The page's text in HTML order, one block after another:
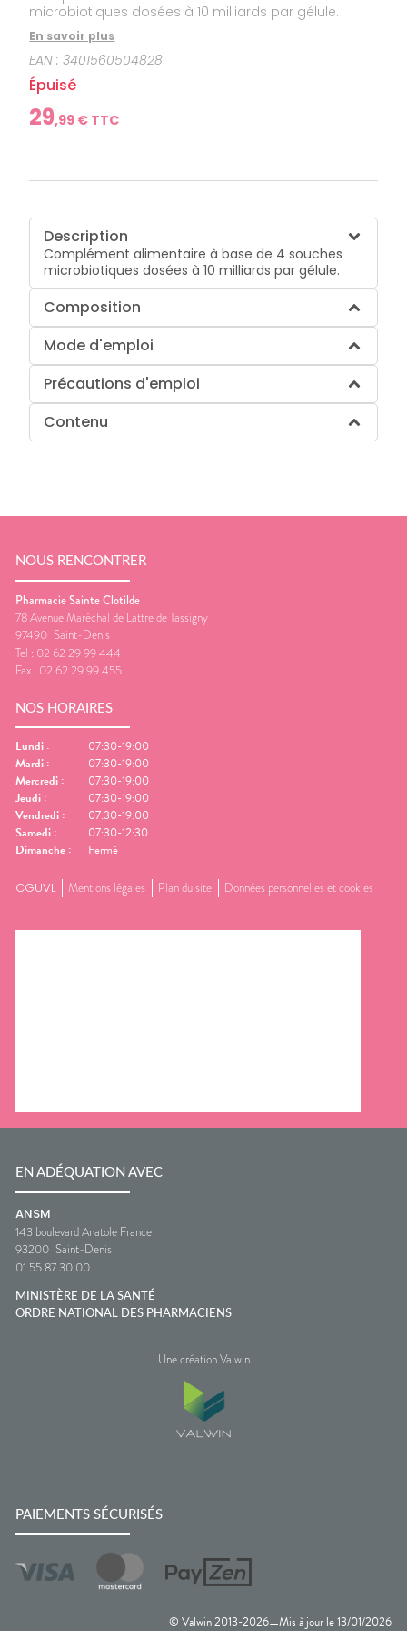
microbiotiques dosées à 10 milliards par gélule.
En savoir plus
EAN :3401560504828
Épuisé
29,99 € TTC
Description
Complément alimentaire à base de 4 souches
microbiotiques dosées à 10 milliards par gélule.
Composition
Mode d'emploi
Précautions d'emploi
Contenu
© Valwin 2013-2026—Mis à jour le13/01/2026
NOUS RENCONTRER
Pharmacie Sainte Clotilde
78 Avenue Maréchal de Lattre de Tassigny
97490 Saint-Denis
Tel : 02 62 29 99 444
Fax : 02 62 29 99 455
NOS HORAIRES
Lundi :
07:30-19:00
Mardi :
07:30-19:00
Mercredi :
07:30-19:00
Jeudi :
07:30-19:00
Vendredi :
07:30-19:00
Samedi :
07:30-12:30
Dimanche : Fermé
CGUVL Mentions légales Plan du site Données personnelles et cookies
EN ADÉQUATION AVEC
ANSM
143 boulevard Anatole France
93200 Saint-Denis
01 55 87 30 00
MINISTÈRE DE LA SANTÉ
ORDRE NATIONAL DES PHARMACIENS
Une création Valwin
PAIEMENTS SÉCURISÉS